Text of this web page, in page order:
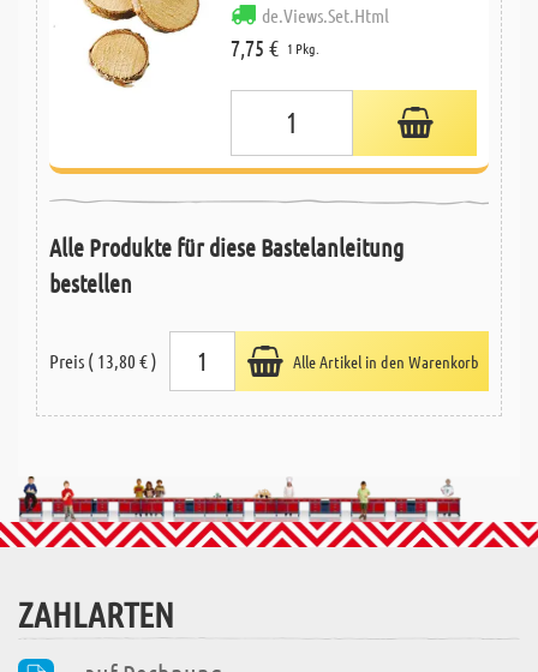
de.Views.Set.Html
7,75 € 1 Pkg.
Alle Produkte für diese Bastelanleitung
bestellen
Preis ( 13,80 € ) Alle Artikel in den Warenkorb
ZAHLARTEN